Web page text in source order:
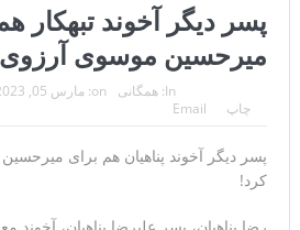
روزنامه: محاصره دریایی صادرات نفت
خفه خواهند شد
تحلیلگر سعودی: این توافق‌نامه پیامی
ایران است
پسر دیگر آخوند تبهکار
میرحسین موسوی
on: مارس 05, 2023 In: همگانی
چاپ Email
پسر دیگر آخوند پناهیان هم برای
کرد!